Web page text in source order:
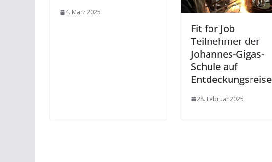
4. März 2025
Fit for Job
Teilnehmer der
Johannes-Gigas-
Schule auf
Entdeckungsreise
28. Februar 2025